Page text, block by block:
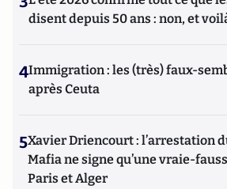
disent depuis 50 ans : non, et
4Immigration : les (très) faux-
après Ceuta
5Xavier Driencourt : l’arrestation
Mafia ne signe qu’une vraie-
Paris et Alger